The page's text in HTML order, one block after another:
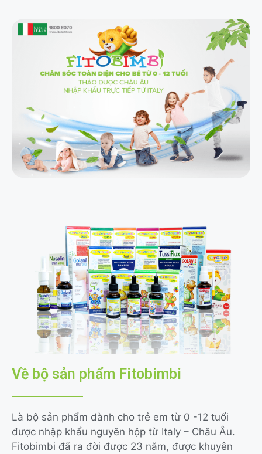
Về bộ sản phẩm Fitobimbi
Là bộ sản phẩm dành cho trẻ em từ 0 -12 tuổi
được nhập khẩu nguyên hộp từ Italy – Châu Âu.
Fitobimbi đã ra đời được 23 năm, được khuyên